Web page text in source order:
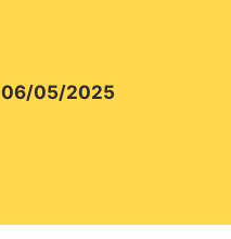
06/05/2025